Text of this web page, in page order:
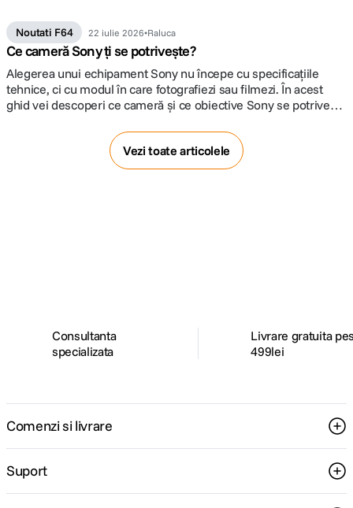
Noutati F64 22 iulie 2026 Raluca
Ce cameră Sony ți se potrivește?
Alegerea unui echipament Sony nu începe cu specificațiile
tehnice, ci cu modul în care fotografiezi sau filmezi. În acest
ghid vei descoperi ce cameră și ce obiective Sony se potrivesc
trecerea la un sistem full-frame sau cauți o soluție dedicată
Vezi toate articolele
Consultanta
specializata
Livrare gratuita
499lei
Comenzi si livrare
Suport